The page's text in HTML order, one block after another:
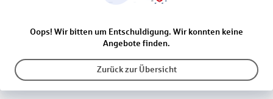
Oops! Wir bitten um Entschuldigung. Wir konnten keine
Angebote finden.
Zurück zur Übersicht